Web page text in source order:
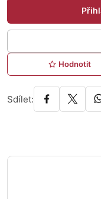
Hodnotit
Sdílet: